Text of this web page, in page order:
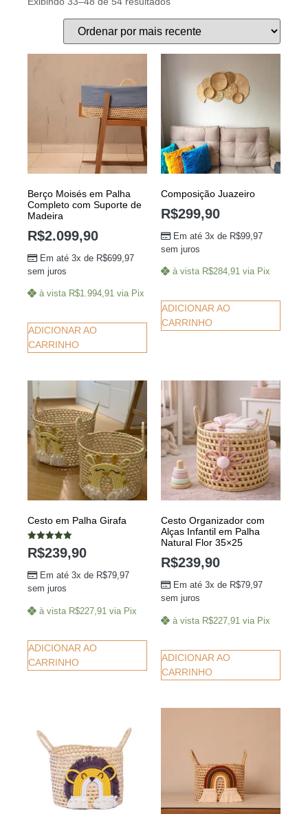
Berço Moisés em Palha
Completo com Suporte de
Madeira
R$2.099,90
Em até 3x de R$699,97
sem juros
à vista R$1.994,91 via Pix
ADICIONAR AO
CARRINHO
Composição Juazeiro
R$299,90
Em até 3x de R$99,97
sem juros
à vista R$284,91 via Pix
ADICIONAR AO
CARRINHO
Cesto em Palha Girafa
Avaliação
5.00
R$239,90
Em até 3x de R$79,97
sem juros
à vista R$227,91 via Pix
ADICIONAR AO
CARRINHO
Cesto Organizador com
Alças Infantil em Palha
Natural Flor 35×25
R$239,90
Em até 3x de R$79,97
sem juros
à vista R$227,91 via Pix
ADICIONAR AO
CARRINHO